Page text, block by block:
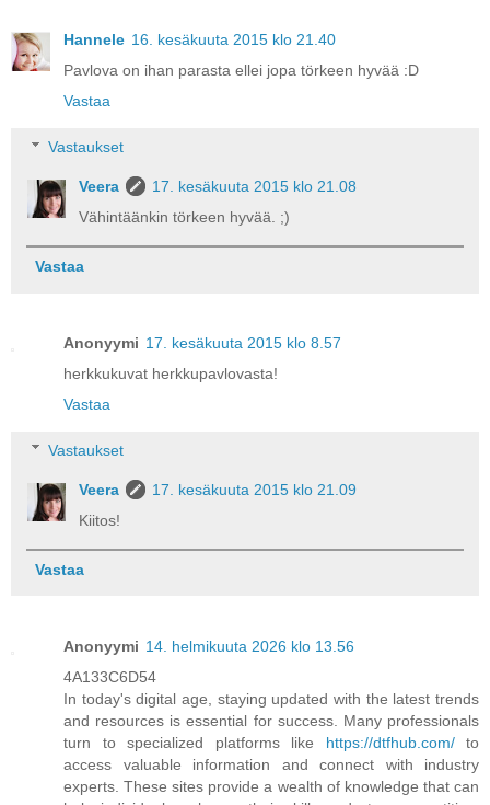
Hannele 16. kesäkuuta 2015 klo 21.40
Pavlova on ihan parasta ellei jopa törkeen hyvää :D
Vastaa
Vastaukset
Veera
17. kesäkuuta 2015 klo 21.08
Vähintäänkin törkeen hyvää. ;)
Vastaa
Anonyymi 17. kesäkuuta 2015 klo 8.57
herkkukuvat herkkupavlovasta!
Vastaa
Vastaukset
Veera
17. kesäkuuta 2015 klo 21.09
Kiitos!
Vastaa
Anonyymi 14. helmikuuta 2026 klo 13.56
4A133C6D54
In today's digital age, staying updated with the latest trends
and resources is essential for success. Many professionals
turn to specialized platforms like https://dtfhub.com/to
access valuable information and connect with industry
experts. These sites provide a wealth of knowledge that can